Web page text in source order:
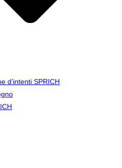
d’intenti SPRICH